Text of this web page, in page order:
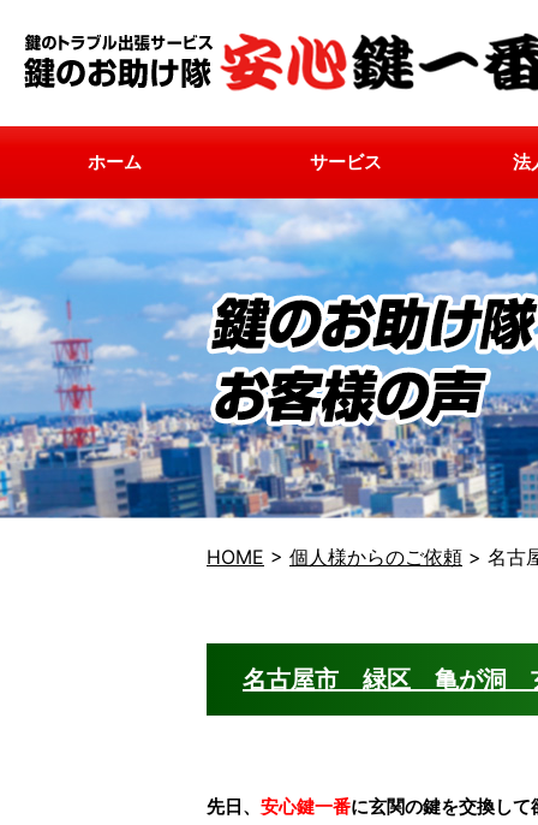
ホーム サービス 法
HOME > 個人様からのご依頼 > 名古
名古屋市 緑区 亀が洞
先日、 安心鍵一番に玄関の鍵を交換し